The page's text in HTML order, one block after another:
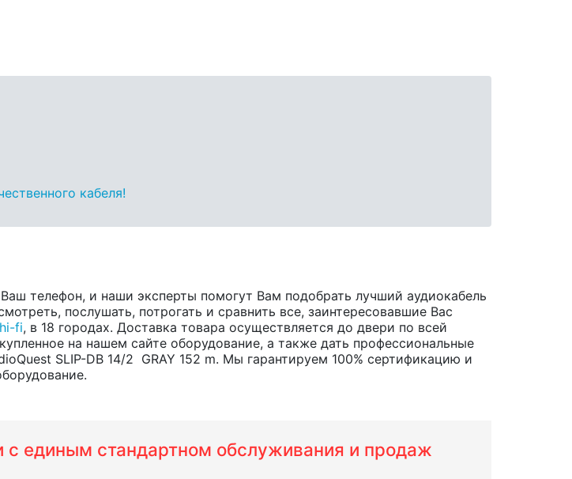
кабеля!
Ваш телефон, и наши эксперты помогут Вам подобрать лучший аудиокабель
послушать, потрогать и сравнить все, заинтересовавшие Вас
fi, в 18 городах. Доставка товара осуществляется до двери по всей
на нашем сайте оборудование, а также дать профессиональные
SLIP-DB 14/2 GRAY 152 m. Мы гарантируем 100% сертификацию и
с единым стандартном обслуживания и продаж